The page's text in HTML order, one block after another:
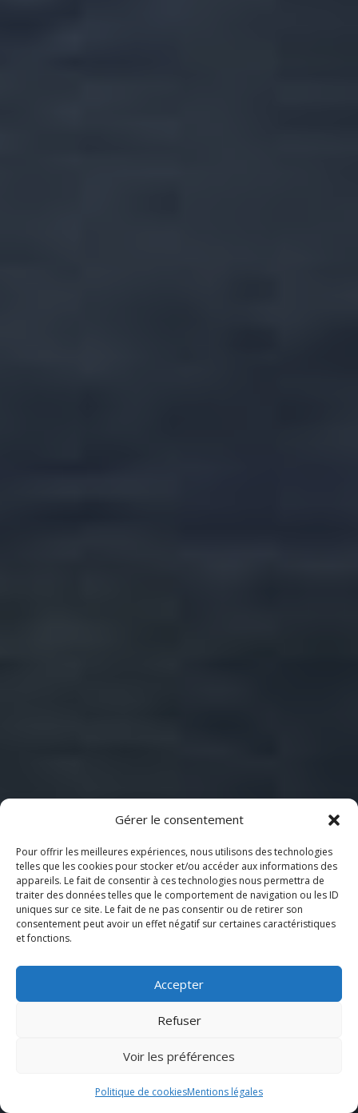
Gérer le consentement
Pour offrir les meilleures expériences, nous utilisons des technologies
telles que les cookies pour stocker et/ou accéder aux informations des
appareils. Le fait de consentir à ces technologies nous permettra de
traiter des données telles que le comportement de navigation ou les ID
uniques sur ce site. Le fait de ne pas consentir ou de retirer son
consentement peut avoir un effet négatif sur certaines caractéristiques
et fonctions.
Accepter
Refuser
Voir les préférences
Politique de cookiesMentions légales